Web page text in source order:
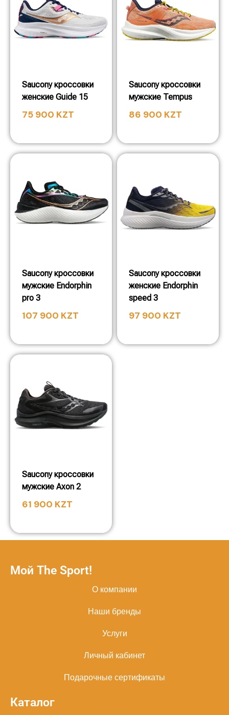
Saucony кроссовки
женские Guide 15
75 900 KZT
Saucony кроссовки
мужские Tempus
86 900 KZT
Saucony кроссовки
мужские Endorphin
pro 3
107 900 KZT
Saucony кроссовки
женские Endorphin
speed 3
97 900 KZT
Saucony кроссовки
мужские Axon 2
61 900 KZT
Мой The Sport!
О компании
Наши бренды
Услуги
Личный кабинет
Подарочные сертификаты
Каталог